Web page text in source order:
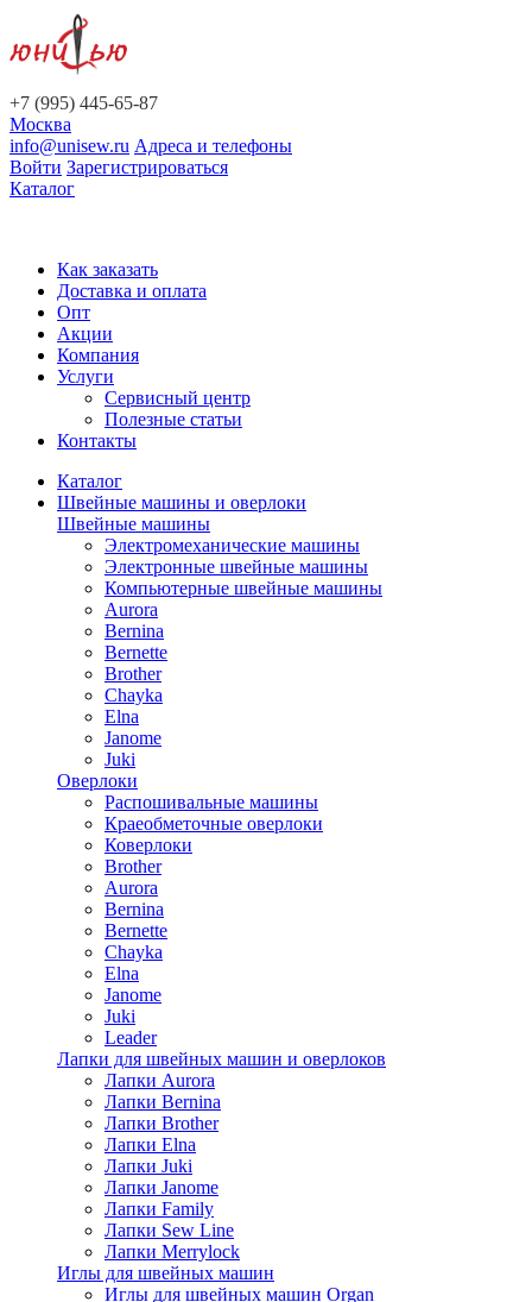
+7 (995) 445-65-87
Москва
info@unisew.ru Адреса и телефоны
Войти Зарегистрироваться
Каталог
Как заказать
Доставка и оплата
Опт
Акции
Компания
Услуги
Сервисный центр
Полезные статьи
Контакты
Каталог
Швейные машины и оверлоки
Швейные машины
Электромеханические машины
Электронные швейные машины
Компьютерные швейные машины
Aurora
Bernina
Bernette
Brother
Chayka
Elna
Janome
Juki
Оверлоки
Распошивальные машины
Краеобметочные оверлоки
Коверлоки
Brother
Aurora
Bernina
Bernette
Chayka
Elna
Janome
Juki
Leader
Лапки для швейных машин и оверлоков
Лапки Aurora
Лапки Bernina
Лапки Brother
Лапки Elna
Лапки Juki
Лапки Janome
Лапки Family
Лапки Sew Line
Лапки Merrylock
Иглы для швейных машин
Иглы для швейных машин Organ